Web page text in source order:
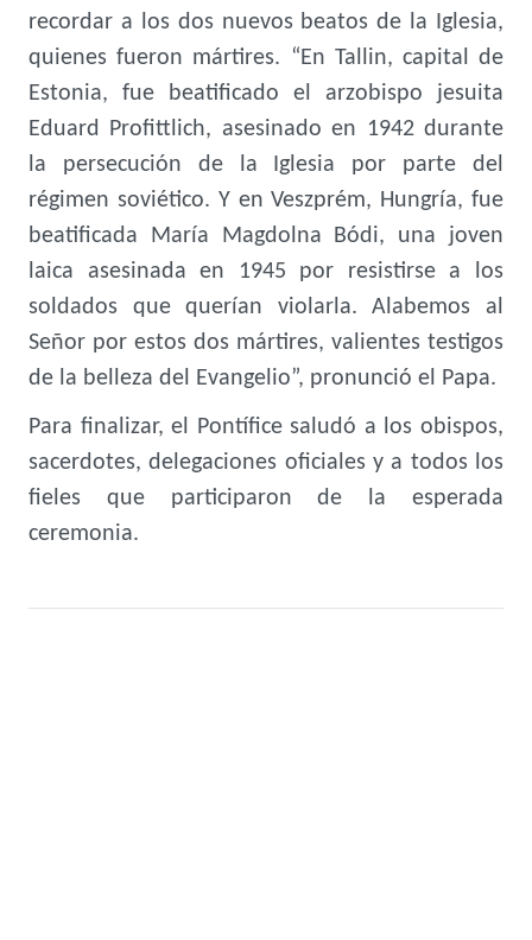
recordar a los dos nuevos beatos de la Iglesia,
quienes fueron mártires. “En Tallin, capital de
Estonia, fue beatificado el arzobispo jesuita
Eduard Profittlich, asesinado en 1942 durante
la persecución de la Iglesia por parte del
régimen soviético. Y en Veszprém, Hungría, fue
beatificada María Magdolna Bódi, una joven
laica asesinada en 1945 por resistirse a los
soldados que querían violarla. Alabemos al
Señor por estos dos mártires, valientes testigos
de la belleza del Evangelio”, pronunció el Papa.
Para finalizar, el Pontífice saludó a los obispos,
sacerdotes, delegaciones oficiales y a todos los
fieles que participaron de la esperada
ceremonia.